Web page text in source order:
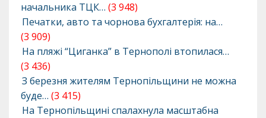
начальника ТЦК… (3 948)
Печатки, авто та чорнова бухгалтерія: на…
(3 909)
На пляжі “Циганка” в Тернополі втопилася…
(3 436)
З березня жителям Тернопільщини не можна
буде… (3 415)
На Тернопільщині спалахнула масштабна